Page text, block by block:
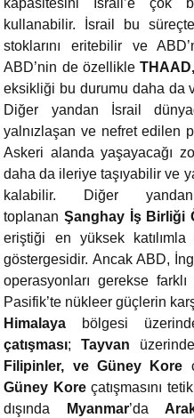
kapasitesini İsrail’e çok
kullanabilir. İsrail bu
stoklarını eritebilir ve
ABD’nin de özellikle
eksikliği bu durumu daha da
Diğer yandan İsrail
yalnızlaşan ve nefret edilen
Askeri alanda yaşayacağı
daha da ileriye taşıyabilir ve
kalabilir. Diğer
toplananŞanghay İş Birliği
eriştiği en yüksek
göstergesidir. Ancak ABD,
operasyonları gerekse
Pasifik’te nükleer güçlerin
Himalaya bölgesi
çatışması;Tayvan
Filipinler, ve Güney Kore
Güney Koreçatışmasını
dışında
Myanmar’da